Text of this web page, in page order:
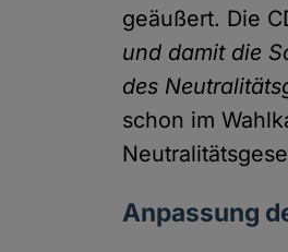
geäußert. Die
und damit die
des
schon im
Anpassung